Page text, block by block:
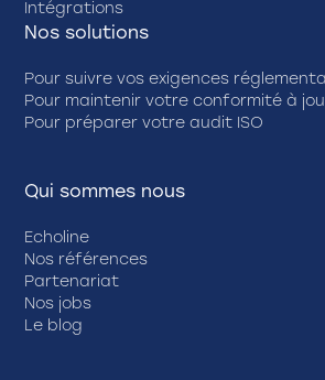
Intégrations
Nos solutions
Pour suivre vos exigences
Pour maintenir votre conformité à
Pour préparer votre audit ISO
Qui sommes nous
Echoline
Nos références
Partenariat
Nos jobs
Le blog